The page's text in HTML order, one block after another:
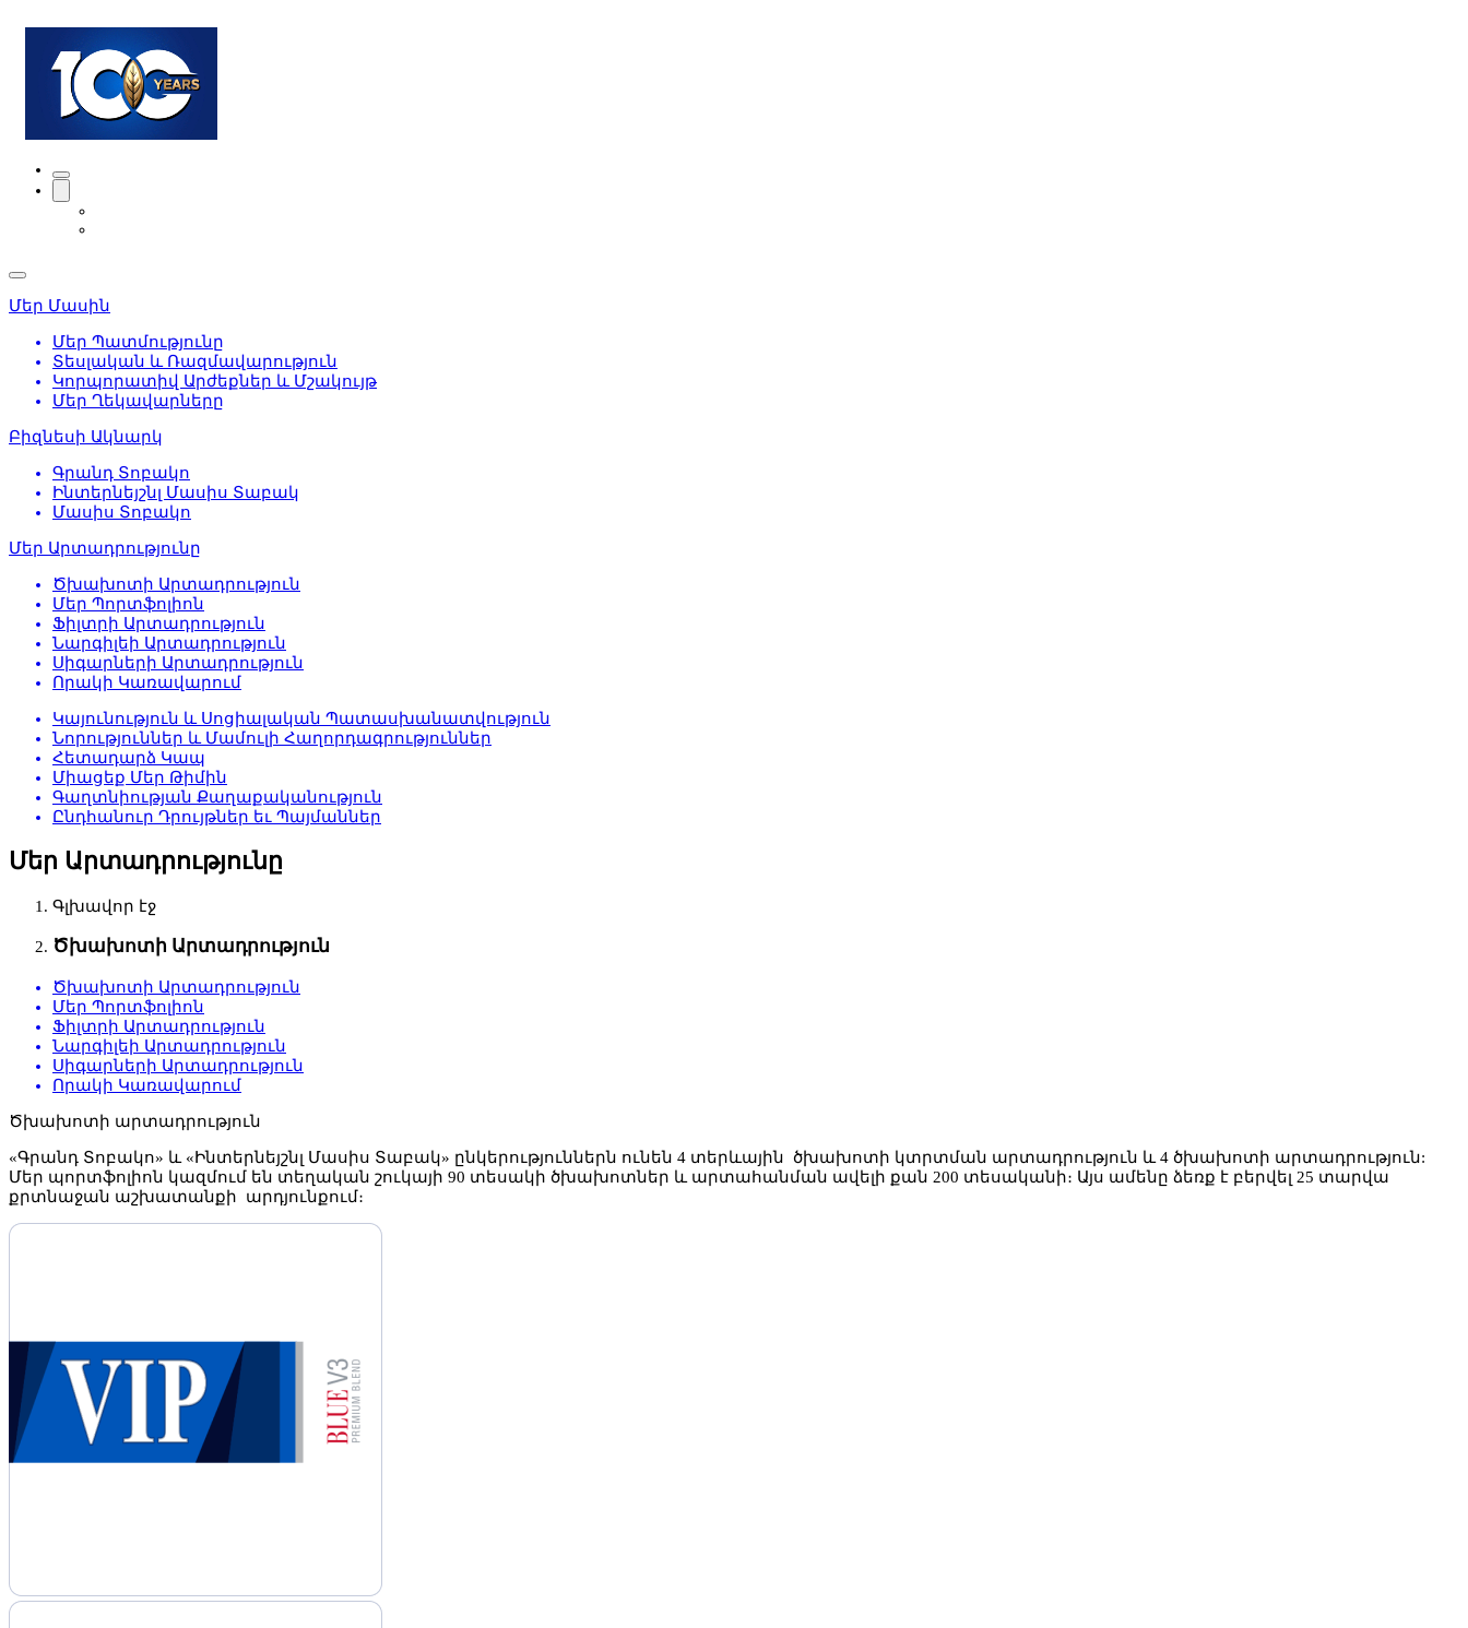
Մեր Մասին
Մեր Պատմությունը
Տեսլական և Ռազմավարություն
Կորպորատիվ Արժեքներ և Մշակույթ
Մեր Ղեկավարները
Բիզնեսի Ակնարկ
Գրանդ Տոբակո
Ինտերնեյշնլ Մասիս Տաբակ
Մասիս Տոբակո
Մեր Արտադրությունը
Ծխախոտի Արտադրություն
Մեր Պորտֆոլիոն
Ֆիլտրի Արտադրություն
Նարգիլեի Արտադրություն
Սիգարների Արտադրություն
Որակի Կառավարում
Կայունություն և Սոցիալական Պատասխանատվություն
Նորություններ և Մամուլի Հաղորդագրություններ
Հետադարձ Կապ
Միացեք Մեր Թիմին
Գաղտնիության Քաղաքականություն
Ընդհանուր Դրույթներ եւ Պայմաններ
Մեր Արտադրությունը
Գլխավոր էջ
Ծխախոտի Արտադրություն
Ծխախոտի Արտադրություն
Մեր Պորտֆոլիոն
Ֆիլտրի Արտադրություն
Նարգիլեի Արտադրություն
Սիգարների Արտադրություն
Որակի Կառավարում
Ծխախոտի արտադրություն
«Գրանդ Տոբակո» և «Ինտերնեյշնլ Մասիս Տաբակ» ընկերություններն ունեն 4 տերևային ծխախոտի կտրտման արտադրություն և 4 ծխախոտի արտադրություն:
Մեր պորտֆոլիոն կազմում են տեղական շուկայի 90 տեսակի ծխախոտներ և արտահանման ավելի քան 200 տեսականի։ Այս ամենը ձեռք է բերվել 25 տարվա
քրտնաջան աշխատանքի արդյունքում։